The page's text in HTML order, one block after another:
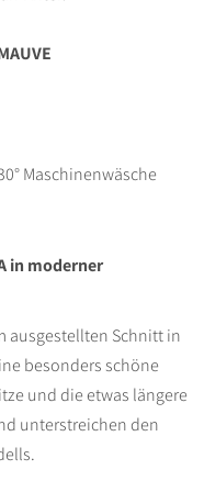
Maschinenwäsche
in moderner
ausgestellten Schnitt in
besonders schöne
und die etwas längere
unterstreichen den